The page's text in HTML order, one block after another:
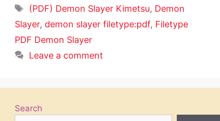
Tags
(PDF) Demon Slayer Kimetsu, Demon
Slayer, demon slayer filetype:pdf, Filetype
PDF Demon Slayer
Leave a comment
Search